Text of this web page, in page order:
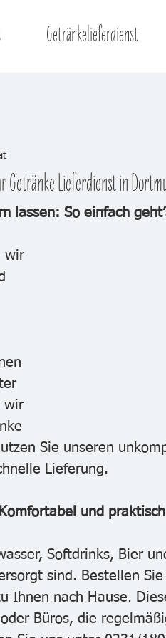
Getränkelieferdienst
Getränke Lieferdienst in
lassen: So einfach
wir
wir
Sie unseren
Lieferung.
und praktisch
Softdrinks, Bier
sind. Bestellen
Ihnen nach Hause.
Büros, die